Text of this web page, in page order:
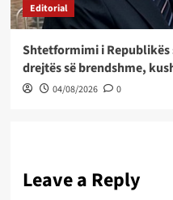
Editorial
Shtetformimi i Republikës
drejtës së brendshme,
04/08/2026 0
Leave a Reply